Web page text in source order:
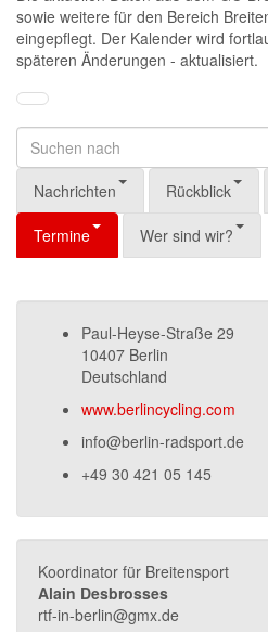
sowie weitere für den Bereich
eingepflegt. Der Kalender wird
späteren Änderungen - aktualisiert.
Nachrichten Rückblick
Termine Wer sind wir?
Paul-Heyse-Straße 29
10407 Berlin
Deutschland
www.berlincycling.com
info@berlin-radsport.de
+49 30 421 05 145
Koordinator für Breitensport
Alain Desbrosses
rtf-in-berlin@gmx.de